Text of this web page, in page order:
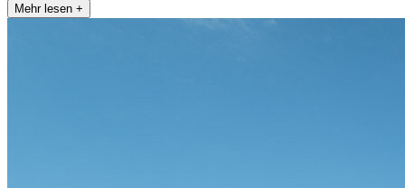
Mehr lesen +